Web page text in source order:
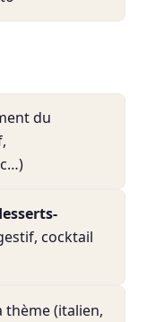
du
cocktail
thème (italien,